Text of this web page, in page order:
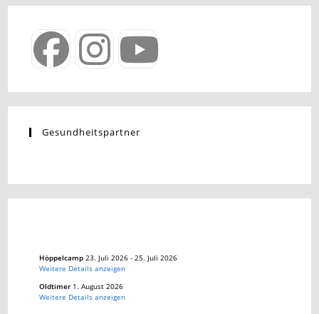
Gesundheitspartner
Höppelcamp 23. Juli 2026 -25. Juli 2026
Weitere Details anzeigen
Oldtimer 1. August 2026
Weitere Details anzeigen